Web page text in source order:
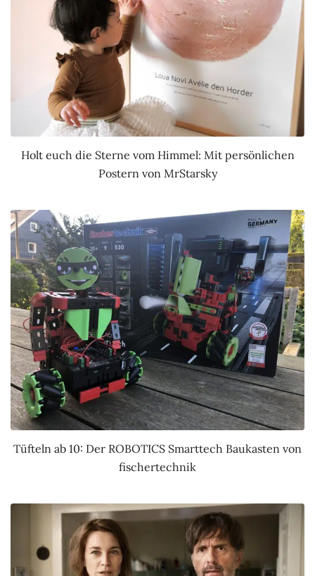
Holt euch die Sterne vom Himmel: Mit persönlichen
Postern von MrStarsky
Tüfteln ab 10: Der ROBOTICS Smarttech Baukasten von
fischertechnik